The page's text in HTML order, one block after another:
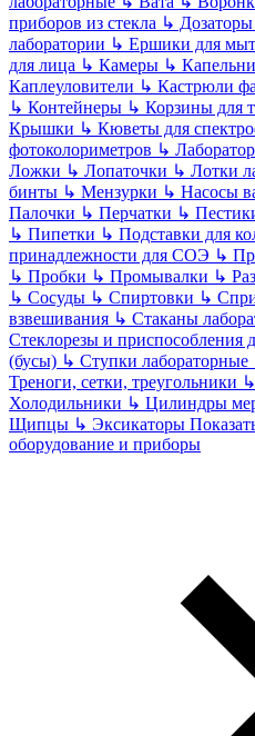
приборов из стекла ↳
лаборатории ↳ Ершики для
для лица ↳ Камеры ↳
Каплеуловители ↳ Кастрюли
↳ Контейнеры ↳ Корзины для
Крышки ↳ Кюветы для
фотоколориметров ↳
Ложки ↳ Лопаточки ↳ Лотки
бинты ↳ Мензурки ↳ Насосы
Палочки ↳ Перчатки ↳
↳ Пипетки ↳ Подставки для
принадлежности для СОЭ ↳
↳ Пробки ↳ Промывалки ↳
↳ Сосуды ↳ Спиртовки ↳
взвешивания ↳ Стаканы
Стеклорезы и приспособления
(бусы) ↳ Ступки лабораторные
Треноги, сетки, треугольники ↳
Холодильники ↳ Цилиндры
Щипцы ↳ Эксикаторы
оборудование и приборы